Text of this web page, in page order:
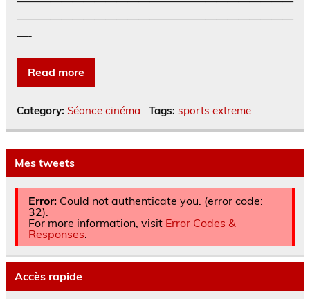
—————————————————————————
—-
Read more
Category: Séance cinéma Tags: sports extreme
Mes tweets
Error:Could not authenticate you. (error code:
32).
For more information, visit Error Codes &
Responses.
Accès rapide